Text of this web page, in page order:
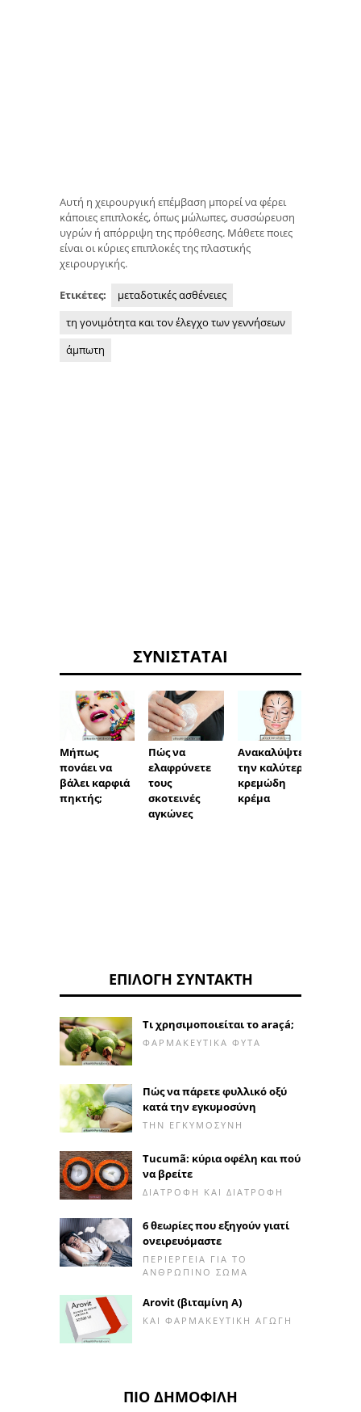
Αυτή η χειρουργική επέμβαση μπορεί να φέρει
κάποιες επιπλοκές, όπως μώλωπες, συσσώρευση
υγρών ή απόρριψη της πρόθεσης. Μάθετε ποιες
είναι οι κύριες επιπλοκές της πλαστικής
χειρουργικής.
Ετικέτες:
μεταδοτικές ασθένειες
τη γονιμότητα και τον έλεγχο των γεννήσεων
άμπωτη
ΣΥΝΙΣΤΆΤΑΙ
Μήπως
πονάει να
βάλει καρφιά
πηκτής;
Πώς να
ελαφρύνετε
τους
σκοτεινές
αγκώνες
Ανακαλύψτε
την καλύτερη
κρεμώδη
κρέμα
ΕΠΙΛΟΓΉ ΣΥΝΤΆΚΤΗ
Τι χρησιμοποιείται το araçá;
ΦΑΡΜΑΚΕΥΤΙΚΆ ΦΥΤΆ
Πώς να πάρετε φυλλικό οξύ
κατά την εγκυμοσύνη
ΤΗΝ ΕΓΚΥΜΟΣΎΝΗ
Tucumã: κύρια οφέλη και πού
να βρείτε
ΔΙΑΤΡΟΦΉ ΚΑΙ ΔΙΑΤΡΟΦΉ
6 θεωρίες που εξηγούν γιατί
ονειρευόμαστε
ΠΕΡΙΈΡΓΕΙΑ ΓΙΑ ΤΟ
ΑΝΘΡΏΠΙΝΟ ΣΏΜΑ
Arovit (βιταμίνη Α)
ΚΑΙ ΦΑΡΜΑΚΕΥΤΙΚΉ ΑΓΩΓΉ
ΠΙΟ ΔΗΜΟΦΙΛΉ